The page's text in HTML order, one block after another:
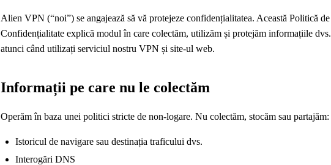
Alien VPN (“noi”) se angajează să vă protejeze confidențialitatea. Această Politică de
Confidențialitate explică modul în care colectăm, utilizăm și protejăm informațiile dvs.
atunci când utilizați serviciul nostru VPN și site-ul web.
Informații pe care nu le colectăm
Operăm în baza unei politici stricte de non-logare. Nu colectăm, stocăm sau partajăm:
Istoricul de navigare sau destinația traficului dvs.
Interogări DNS